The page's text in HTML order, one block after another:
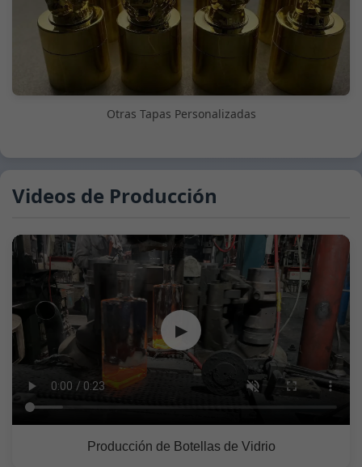
Otras Tapas Personalizadas
Videos de Producción
▶
Producción de Botellas de Vidrio